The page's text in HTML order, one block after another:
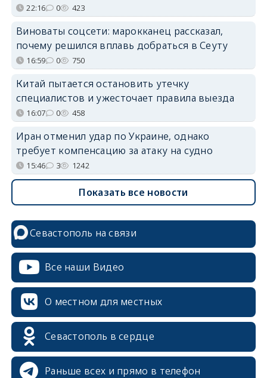
22:16 0 423
Виноваты соцсети: марокканец рассказал,
почему решился вплавь добраться в Сеуту
16:59 0 750
Китай пытается остановить утечку
специалистов и ужесточает правила выезда
16:07 0 458
Иран отменил удар по Украине, однако
требует компенсацию за атаку на судно
15:46 3 1242
Показать все новости
Севастополь на связи
Все наши Видео
О местном для местных
Севастополь в сердце
Раньше всех и прямо в телефон